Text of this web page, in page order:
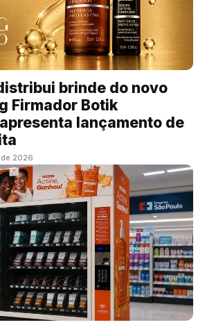
brinde do novo
Firmador Botik
lançamento de
2026